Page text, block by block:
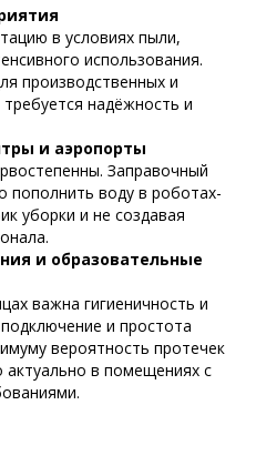
в условиях пыли,
использования.
производственных и
надёжность и
и аэропорты
Заправочный
пополнить воду в роботах-
уборки и не создавая
и образовательные
важна гигиеничность и
и простота
вероятность протечек
актуально в помещениях с